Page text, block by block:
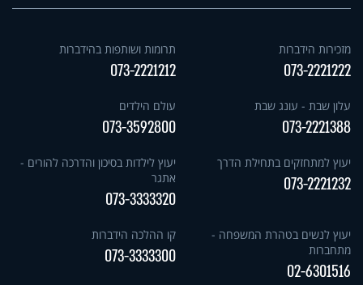
מזכירות הידברות
073-2221222
תרומות ושותפות בהידברות
073-2221212
עלון שבת - עונג שבת
073-2221388
עולם הילדים
073-3592800
יעוץ למתחזקים בתחילת הדרך
073-2221232
יעוץ לילדות בסיכון והדרכה להורים -
אתגר
073-3333320
יעוץ לנשים בטהרת המשפחה -
מתחברות
02-6301516
קו ההלכה הידברות
073-3333300